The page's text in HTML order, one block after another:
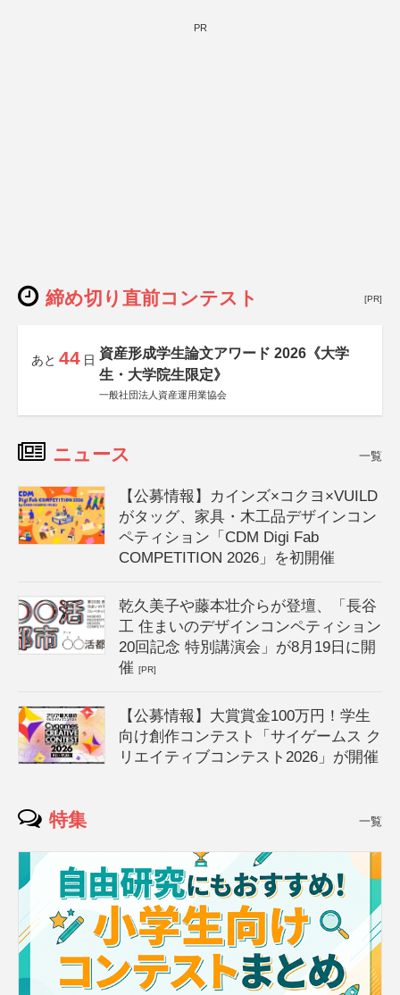
PR
締め切り直前コンテスト [PR]
あと 44 日 資産形成学生論文アワード 2026《大学
生・大学院生限定》
一般社団法人資産運用業協会
ニュース 一覧
【公募情報】カインズ×コクヨ×VUILD
がタッグ、家具・木工品デザインコン
ペティション「CDM Digi Fab
COMPETITION 2026」を初開催
乾久美子や藤本壮介らが登壇、「長谷
工 住まいのデザインコンペティション
20回記念 特別講演会」が8月19日に開
催[PR]
【公募情報】大賞賞金100万円！学生
向け創作コンテスト「サイゲームス ク
リエイティブコンテスト2026」が開催
特集 一覧